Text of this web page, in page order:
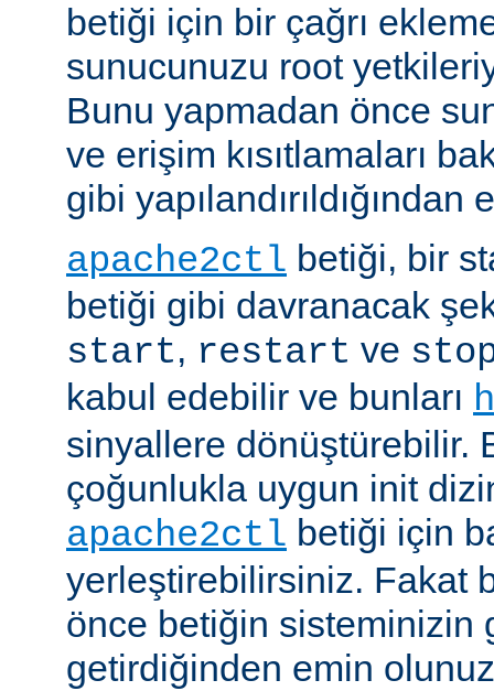
betiği için bir çağrı
sunucunuzu root
Bunu yapmadan önce
ve erişim kısıtlamaları
gibi
apache2ctl betiği, bir
betiği gibi davranacak
start, restart ve
kabul edebilir ve bunları
sinyallere dönüştürebilir.
çoğunlukla uygun init
apache2ctl betiği için
yerleştirebilirsiniz. Fakat
önce betiğin sisteminizin
getirdiğinden emin